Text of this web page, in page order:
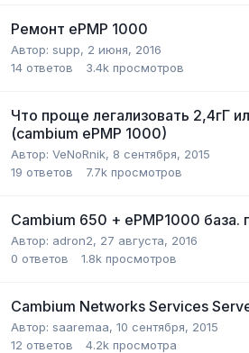
Ремонт еРМР 1000
Автор: supp, 2 июня, 2016
14 ответов 3.4k просмотров
Что проще легализовать 2,4гГ
(cambium еРМР 1000)
Автор: VeNoRnik, 8 сентября, 2015
19 ответов 7.7k просмотров
Cambium 650 + ePMP1000 база.
Автор: adron2, 27 августа, 2016
0 ответов 1.8k просмотров
Cambium Networks Services
Автор: saaremaa, 10 сентября, 2015
12 ответов 4.2k просмотра